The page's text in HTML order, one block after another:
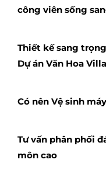
công viên sống
Thiết kế sang
Dự án Văn Hoa
Có nên Vệ sinh
Tư vấn phân phối
môn cao